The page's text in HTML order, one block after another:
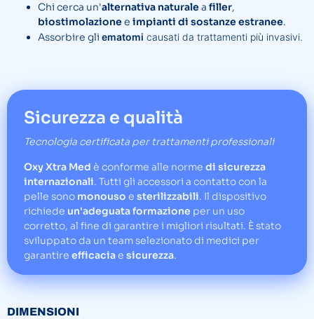
Chi cerca un'alternativa naturalea filler,
biostimolazionee impianti di sostanze estranee.
Assorbire gli ematomi causati da trattamenti più invasivi.
Sicurezza e qualità
Tecnologia certificata per trattamenti professionali
Oxy Xtra Med è conforme alle norme di sicurezza
internazionali. Tutti gli accessori a contatto con la
pelle sono monouso e sterilizzabili. Il dispositivo
richiede un'adeguata formazione per un uso
corretto, al fine di garantire i migliori risultati. È stato
sviluppato da un team selezionato di medici per
garantire efficaciae sicurezza.
DIMENSIONI